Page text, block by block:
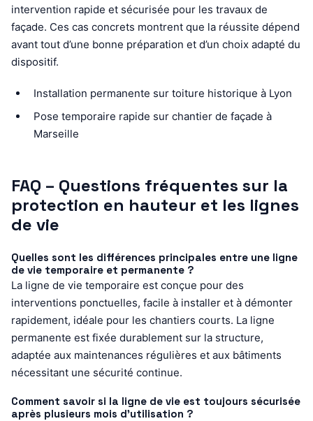
intervention rapide et sécurisée pour les travaux de
façade. Ces cas concrets montrent que la réussite dépend
avant tout d’une bonne préparation et d’un choix adapté du
dispositif.
Installation permanente sur toiture historique à Lyon
Pose temporaire rapide sur chantier de façade à
Marseille
FAQ – Questions fréquentes sur la
protection en hauteur et les lignes
de vie
Quelles sont les différences principales entre une ligne
de vie temporaire et permanente ?
La ligne de vie temporaire est conçue pour des
interventions ponctuelles, facile à installer et à démonter
rapidement, idéale pour les chantiers courts. La ligne
permanente est fixée durablement sur la structure,
adaptée aux maintenances régulières et aux bâtiments
nécessitant une sécurité continue.
Comment savoir si la ligne de vie est toujours sécurisée
après plusieurs mois d’utilisation ?